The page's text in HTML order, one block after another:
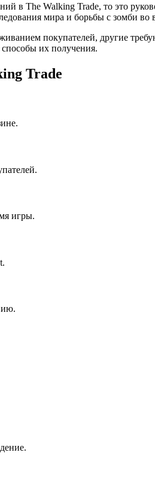
в The Walking Trade, то это
мира и борьбы с зомби во
покупателей, другие
их получения.
Trade
игры.